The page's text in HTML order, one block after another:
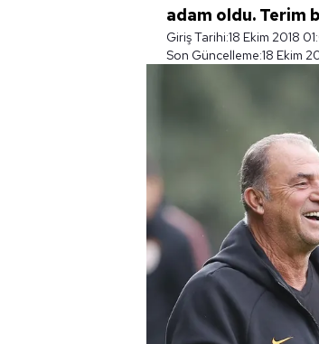
adam oldu. Terim
Giriş Tarihi:18 Ekim 2018
Son Güncelleme:18 Ekim